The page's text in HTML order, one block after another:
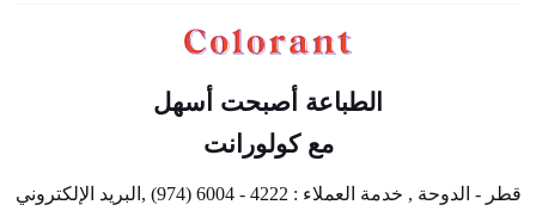
الطباعة أصبحت أسهل
مع كولورانت
قطر - الدوحة , خدمة العملاء : 4222 - 6004 (974) ,البريد الإلكتروني